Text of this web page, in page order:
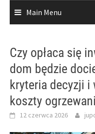
Main Menu
Czy opłaca się
dom będzie
kryteria decyzji i
koszty
12 czerwca 2026